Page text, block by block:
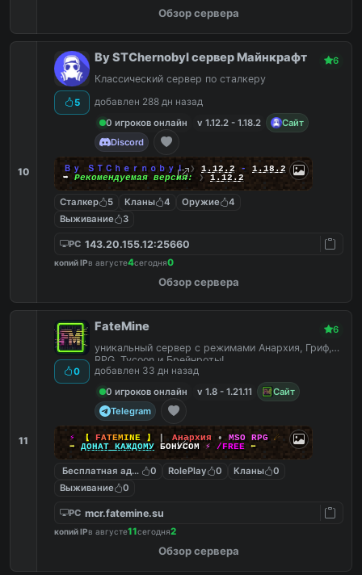
Обзор сервера
10
5
By STChernobyl сервер Майнкрафт 6
Классический сервер по сталкеру
добавлен 288 дн назад
0 игроков онлайн
v 1.12.2 - 1.18.2
Сайт
Discord
Ｂｙ ＳＴＣｈｅｒｎｏｂｙｌ ❯ 1.12.2 - 1.18.2
➥ Рекомендуемая версия: ❯ 1.12.2
Сталкер 5 Кланы 4 Оружие
4
Выживание
3
PC 143.20.155.12:25660
копий IPв августе4сегодня0
Обзор сервера
11
0
FateMine 6
уникальный сервер с режимами Анархия, Гриф,
RPG, Tycoon и Брейнроты!
добавлен 33 дн назад
0 игроков онлайн
v 1.8 - 1.21.11
Сайт
Telegram
⚡ 【 FATEMINE 】 Анархия • MSO RPG ☄
➡ ДОНАТ КАЖДОМУ БОНУСОМ ⚡ /FREE ⬅
Бесплатная админка
0 RolePlay 0 Кланы
0
Выживание
0
PC mcr.fatemine.su
копий IPв августе11сегодня2
Обзор сервера